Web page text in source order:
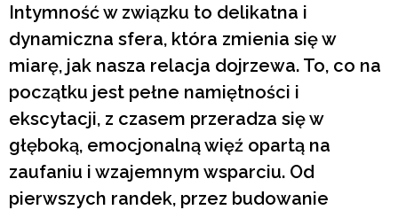
Intymność w związku to delikatna i
dynamiczna sfera, która zmienia się w
miarę, jak nasza relacja dojrzewa. To, co na
początku jest pełne namiętności i
ekscytacji, z czasem przeradza się w
głęboką, emocjonalną więź opartą na
zaufaniu i wzajemnym wsparciu. Od
pierwszych randek, przez budowanie